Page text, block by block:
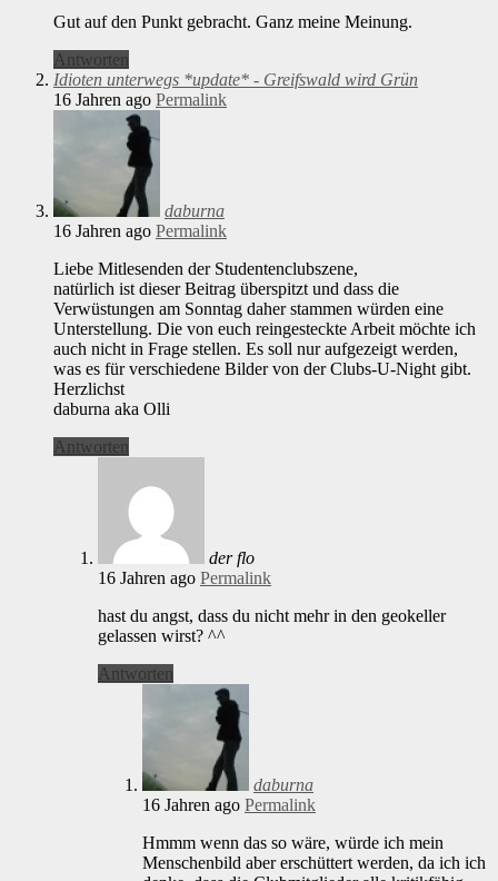
Gut auf den Punkt gebracht. Ganz meine Meinung.
Antworten
Idioten unterwegs *update* - Greifswald wird Grün
16 Jahren ago Permalink
daburna
16 Jahren ago Permalink
Liebe Mitlesenden der Studentenclubszene,
natürlich ist dieser Beitrag überspitzt und dass die
Verwüstungen am Sonntag daher stammen würden eine
Unterstellung. Die von euch reingesteckte Arbeit möchte ich
auch nicht in Frage stellen. Es soll nur aufgezeigt werden,
was es für verschiedene Bilder von der Clubs-U-Night gibt.
Herzlichst
daburna aka Olli
Antworten
der flo
16 Jahren ago Permalink
hast du angst, dass du nicht mehr in den geokeller
gelassen wirst? ^^
Antworten
daburna
16 Jahren ago Permalink
Hmmm wenn das so wäre, würde ich mein
Menschenbild aber erschüttert werden, da ich ich